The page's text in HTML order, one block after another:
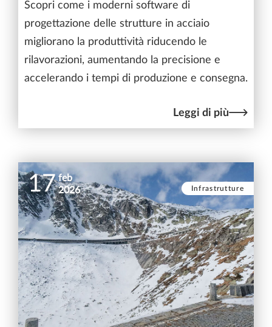
Scopri come i moderni software di
progettazione delle strutture in acciaio
migliorano la produttività riducendo le
rilavorazioni, aumentando la precisione e
accelerando i tempi di produzione e consegna.
Leggi di più
17 feb
2026
Infrastrutture